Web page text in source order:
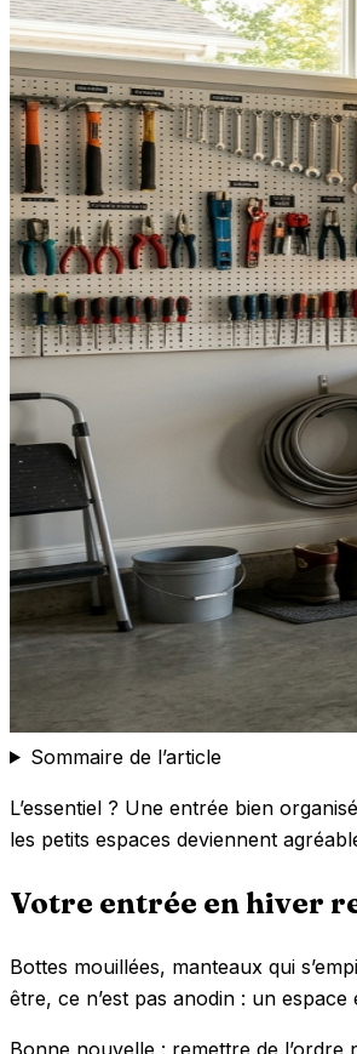
Sommaire de l’article
L’essentiel ? Une entrée bien
les petits espaces deviennent
Votre entrée en hiver
Bottes mouillées, manteaux qui
être, ce n’est pas anodin : un
Bonne nouvelle : remettre de l’ordre